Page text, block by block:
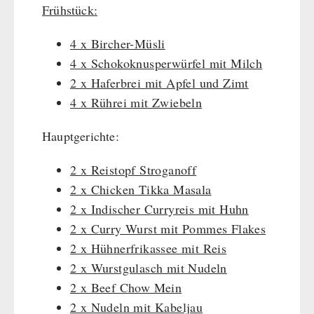
HERGETOS Olivenöl
Erste Hilfe
Getreidemühlen / Kornquetsche
Solargeräte
Atemschutz / ABC Schutzanzug
Armee-Material / Sicherheit
Feuerhand
HK500 & Zubehör
Reinigung & Pflege von Gusseisen
SONSTIGES
Bücher / Geschenkgutscheine
BEHÖRDEN / GRUPPENVERSORGUNG
Notrationen
Hauptmahlzeiten
Dessert
Ergänzungs-Pakete
Schutzraum-Ausrüstung
Frühstück:
4 x Bircher-Müsli
4 x Schokoknusperwürfel mit Milch
2 x Haferbrei mit Apfel und Zimt
4 x Rührei mit Zwiebeln
Hauptgerichte:
2 x Reistopf Stroganoff
2 x Chicken Tikka Masala
2 x Indischer Curryreis mit Huhn
2 x Curry Wurst mit Pommes Flakes
2 x Hühnerfrikassee mit Reis
2 x Wurstgulasch mit Nudeln
2 x Beef Chow Mein
2 x Nudeln mit Kabeljau